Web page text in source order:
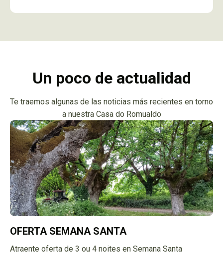
Un poco de actualidad
Te traemos algunas de las noticias más recientes en torno
a nuestra Casa do Romualdo
OFERTA SEMANA SANTA
Atraente oferta de 3 ou 4 noites en Semana Santa